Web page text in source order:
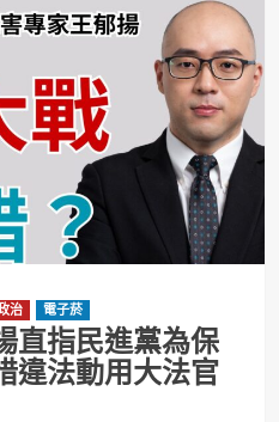
治 電子菸
直指民進黨為保
違法動用大法官